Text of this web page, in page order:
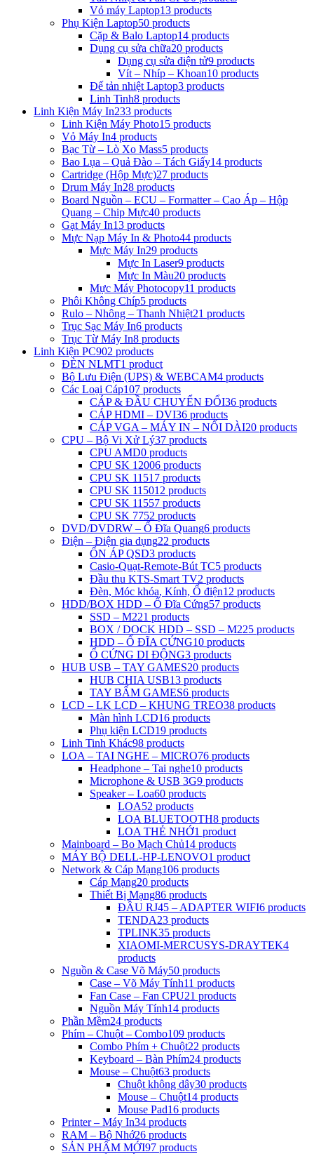
Vỏ máy Laptop13 products
Phụ Kiện Laptop50 products
Cặp & Balo Laptop14 products
Dụng cụ sửa chữa20 products
Dụng cụ sửa điện tử9 products
Vít – Nhíp – Khoan10 products
Đế tản nhiệt Laptop3 products
Linh Tinh8 products
Linh Kiện Máy In233 products
Linh Kiện Máy Photo15 products
Vỏ Máy In4 products
Bạc Từ – Lò Xo Mass5 products
Bao Lụa – Quả Đào – Tách Giấy14 products
Cartridge (Hộp Mực)27 products
Drum Máy In28 products
Board Nguồn – ECU – Formatter – Cao Áp – Hộp
Quang – Chip Mực40 products
Gạt Máy In13 products
Mực Nạp Máy In & Photo44 products
Mực Máy In29 products
Mực In Laser9 products
Mực In Màu20 products
Mực Máy Photocopy11 products
Phôi Không Chíp5 products
Rulo – Nhông – Thanh Nhiệt21 products
Trục Sạc Máy In6 products
Trục Từ Máy In8 products
Linh Kiện PC902 products
ĐÈN NLMT1 product
Bộ Lưu Điện (UPS) & WEBCAM4 products
Các Loại Cáp107 products
CÁP & ĐẦU CHUYỂN ĐỔI36 products
CÁP HDMI – DVI36 products
CÁP VGA – MÁY IN – NỐI DÀI20 products
CPU – Bộ Vi Xử Lý37 products
CPU AMD0 products
CPU SK 12006 products
CPU SK 1151 7 products
CPU SK 115012 products
CPU SK 11557 products
CPU SK 7752 products
DVD/DVDRW – Ổ Đĩa Quang6 products
Điện – Điện gia dụng22 products
ỔN ÁP QSD3 products
Casio-Quạt-Remote-Bút TC5 products
Đầu thu KTS-Smart TV2 products
Đèn, Móc khóa, Kính, Ổ điện12 products
HDD/BOX HDD – Ổ Đĩa Cứng57 products
SSD – M221 products
BOX / DOCK HDD – SSD – M225 products
HDD – Ổ ĐĨA CỨNG10 products
Ổ CỨNG DI ĐỘNG3 products
HUB USB – TAY GAMES20 products
HUB CHIA USB13 products
TAY BẤM GAMES6 products
LCD – LK LCD – KHUNG TREO38 products
Màn hình LCD16 products
Phụ kiện LCD19 products
Linh Tinh Khác98 products
LOA – TAI NGHE – MICRO76 products
Headphone – Tai nghe10 products
Microphone & USB 3G9 products
Speaker – Loa60 products
LOA52 products
LOA BLUETOOTH8 products
LOA THẺ NHỚ1 product
Mainboard – Bo Mạch Chủ14 products
MÁY BỘ DELL-HP-LENOVO1 product
Network & Cáp Mạng106 products
Cáp Mạng20 products
Thiết Bị Mạng86 products
ĐẦU RJ45 – ADAPTER WIFI6 products
TENDA23 products
TPLINK35 products
XIAOMI-MERCUSYS-DRAYTEK4
products
Nguồn & Case Võ Máy50 products
Case – Võ Máy Tính11 products
Fan Case – Fan CPU21 products
Nguồn Máy Tính14 products
Phần Mềm24 products
Phím – Chuột – Combo109 products
Combo Phím + Chuột22 products
Keyboard – Bàn Phím24 products
Mouse – Chuột63 products
Chuột không dây30 products
Mouse – Chuột14 products
Mouse Pad16 products
Printer – Máy In34 products
RAM – Bộ Nhớ26 products
SẢN PHẨM MỚI97 products